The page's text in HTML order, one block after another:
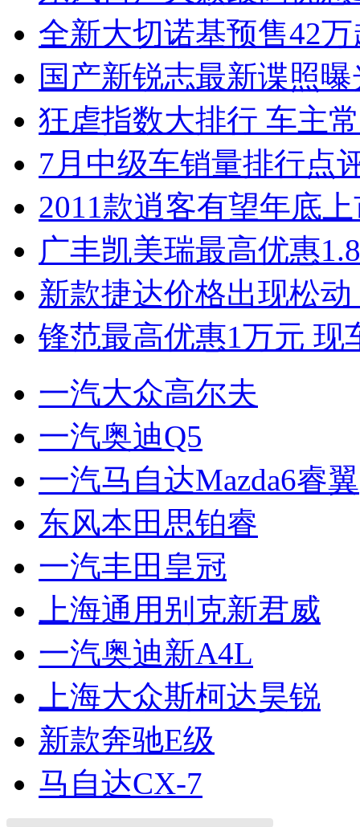
全新大切诺基预售42
国产新锐志最新谍照
狂虐指数大排行 车主
7月中级车销量排行点
2011款逍客有望年底
广丰凯美瑞最高优惠
新款捷达价格出现松
锋范最高优惠1万元 现
一汽大众高尔夫
一汽奥迪Q5
一汽马自达Mazda6睿翼
东风本田思铂睿
一汽丰田皇冠
上海通用别克新君威
一汽奥迪新A4L
上海大众斯柯达昊锐
新款奔驰E级
马自达CX-7